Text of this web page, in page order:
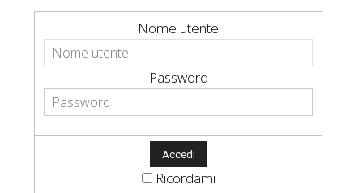
Nome utente
Password
Ricordami